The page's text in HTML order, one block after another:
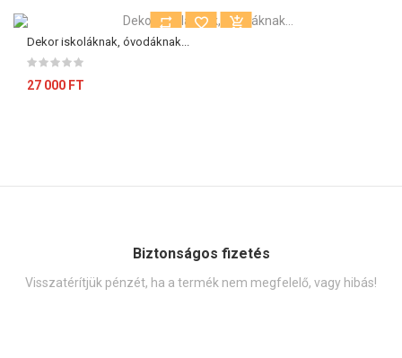
Dekor iskoláknak, óvodáknak...
27 000 FT
Biztonságos fizetés
Visszatérítjük pénzét, ha a termék nem megfelelő, vagy hibás!